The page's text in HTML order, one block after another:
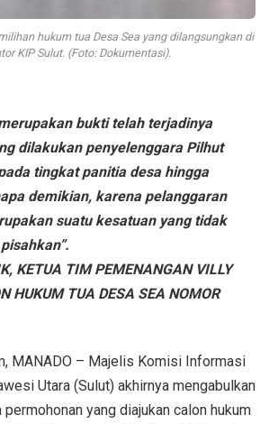
hukum tua Desa Sea yang dilangsungkan di
KIP Sulut. (Foto: Dokumentasi).
bukti telah terjadinya
dilakukan penyelenggara Pilhut
tingkat panitia desa hingga
demikian, karena pelanggaran
suatu kesatuan yang tidak
KETUA TIM PEMENANGAN VILLY
HUKUM TUA DESA SEA NOMOR
MANADO – Majelis Komisi Informasi
Utara (Sulut) akhirnya mengabulkan
yang diajukan calon hukum